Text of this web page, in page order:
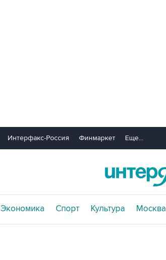
Интерфакс-Россия Финмаркет Еще...
Экономика Спорт Культура Москва